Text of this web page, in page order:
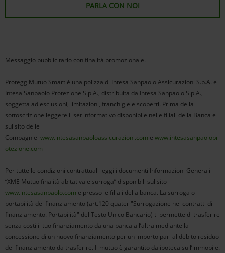
PARLA CON NOI
Messaggio pubblicitario con finalità promozionale.
ProteggiMutuo Smart è una polizza di Intesa Sanpaolo Assicurazioni S.p.A. e
Intesa Sanpaolo Protezione S.p.A., distribuita da Intesa Sanpaolo S.p.A.,
soggetta ad esclusioni, limitazioni, franchigie e scoperti. Prima della
sottoscrizione leggere il set informativo disponibile nelle filiali della Banca e
sul sito delle
Compagnie www.intesasanpaoloassicurazioni.com e www.intesasanpaolopr
otezione.com
Per tutte le condizioni contrattuali leggi i documenti Informazioni Generali
“XME Mutuo finalità abitativa e surroga” disponibili sul sito
www.intesasanpaolo.com e presso le filiali della banca. La surroga o
portabilità del finanziamento (art.120 quater "Surrogazione nei contratti di
finanziamento. Portabilità" del Testo Unico Bancario) ti permette di trasferire
senza costi il tuo finanziamento da una banca all’altra mediante la
concessione di un nuovo finanziamento per un importo pari al debito residuo
del finanziamento da trasferire. Il mutuo è garantito da ipoteca sull’immobile.